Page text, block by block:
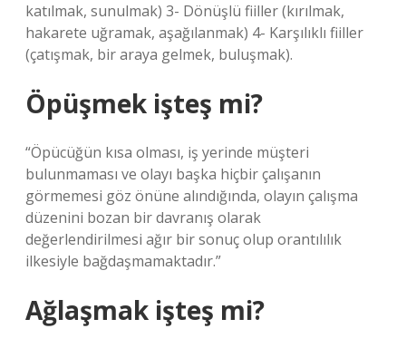
katılmak, sunulmak) 3- Dönüşlü fiiller (kırılmak,
hakarete uğramak, aşağılanmak) 4- Karşılıklı fiiller
(çatışmak, bir araya gelmek, buluşmak).
Öpüşmek işteş mi?
“Öpücüğün kısa olması, iş yerinde müşteri
bulunmaması ve olayı başka hiçbir çalışanın
görmemesi göz önüne alındığında, olayın çalışma
düzenini bozan bir davranış olarak
değerlendirilmesi ağır bir sonuç olup orantılılık
ilkesiyle bağdaşmamaktadır.”
Ağlaşmak işteş mi?